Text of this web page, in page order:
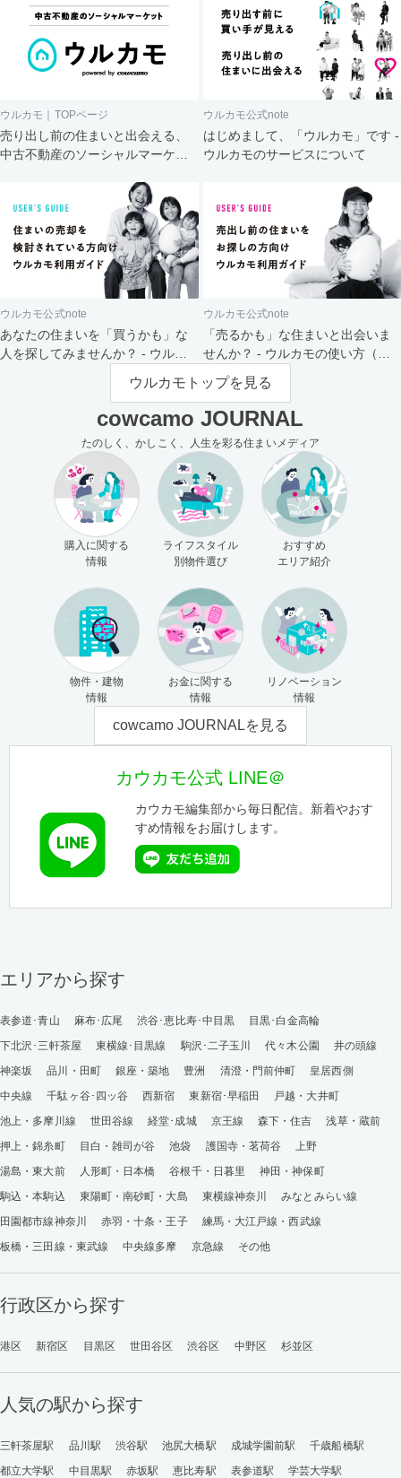
ウルカモ｜TOPページ
売り出し前の住まいと出会える、
中古不動産のソーシャルマーケッ
ウルカモ公式note
はじめまして、「ウルカモ」です -
ウルカモのサービスについて
ウルカモ公式note
あなたの住まいを「買うかも」な
人を探してみませんか？ - ウルカ
ウルカモ公式note
「売るかも」な住まいと出会いま
せんか？ - ウルカモの使い方（買
主さま向け）
ウルカモトップを見る
cowcamo JOURNAL
たのしく、かしこく、人生を彩る住まいメディア
購入に関する
情報
ライフスタイル
別物件選び
おすすめ
エリア紹介
物件・建物
情報
お金に関する
情報
リノベーション
情報
cowcamo JOURNALを見る
カウカモ公式 LINE＠
カウカモ編集部から毎日配信。新着やおす
すめ情報をお届けします。
エリアから探す
表参道･青山 麻布･広尾 渋谷･恵比寿･中目黒
目黒･白金高輪
下北沢･三軒茶屋
東横線･目黒線 駒沢･二子玉川 代々木公園
井の頭線
神楽坂
品川・田町 銀座・築地 豊洲 清澄・門前仲町
皇居西側
中央線
千駄ヶ谷･四ッ谷 西新宿 東新宿･早稲田
戸越・大井町
池上・多摩川線
世田谷線 経堂･成城 京王線 森下・住吉
浅草・蔵前
押上・錦糸町
目白・雑司が谷 池袋 護国寺・茗荷谷
上野
湯島・東大前
人形町・日本橋 谷根千・日暮里
神田・神保町
駒込・本駒込
東陽町・南砂町・大島 東横線神奈川
みなとみらい線
田園都市線神奈川
赤羽・十条・王子
練馬・大江戸線・西武線
板橋・三田線・東武線
中央線多摩 京急線 その他
行政区から探す
港区 新宿区 目黒区 世田谷区 渋谷区 中野区 杉並区
人気の駅から探す
三軒茶屋駅 品川駅 渋谷駅 池尻大橋駅 成城学園前駅
千歳船橋駅
都立大学駅
中目黒駅 赤坂駅 恵比寿駅 表参道駅
学芸大学駅